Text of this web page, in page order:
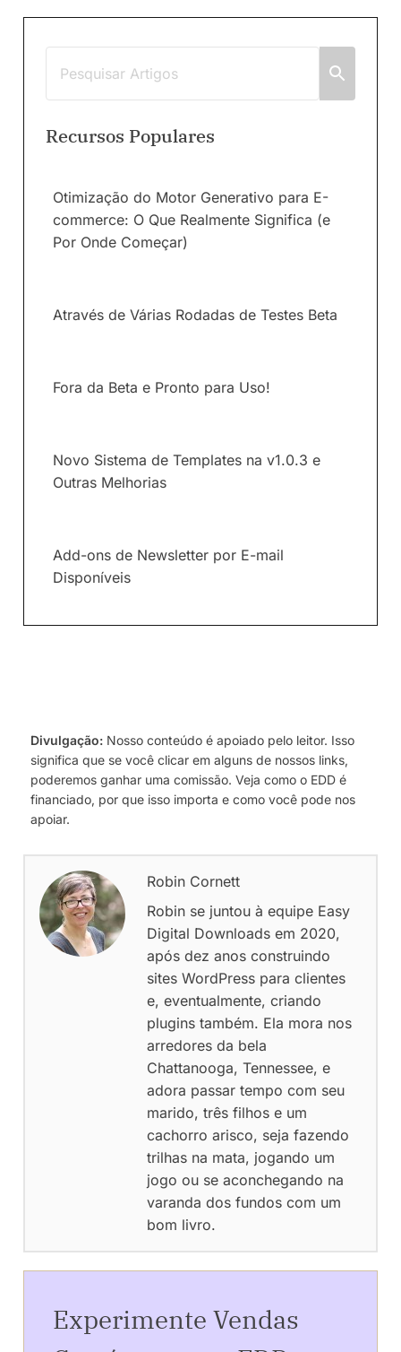
Recursos Populares
Otimização do Motor Generativo para E-
commerce: O Que Realmente Significa (e
Por Onde Começar)
Através de Várias Rodadas de Testes Beta
Fora da Beta e Pronto para Uso!
Novo Sistema de Templates na v1.0.3 e
Outras Melhorias
Add-ons de Newsletter por E-mail
Disponíveis
Divulgação: Nosso conteúdo é apoiado pelo leitor. Isso
significa que se você clicar em alguns de nossos links,
poderemos ganhar uma comissão. Veja como o EDD é
financiado, por que isso importa e como você pode nos
apoiar.
Robin Cornett
Robin se juntou à equipe Easy
Digital Downloads em 2020,
após dez anos construindo
sites WordPress para clientes
e, eventualmente, criando
plugins também. Ela mora nos
arredores da bela
Chattanooga, Tennessee, e
adora passar tempo com seu
marido, três filhos e um
cachorro arisco, seja fazendo
trilhas na mata, jogando um
jogo ou se aconchegando na
varanda dos fundos com um
bom livro.
Experimente Vendas